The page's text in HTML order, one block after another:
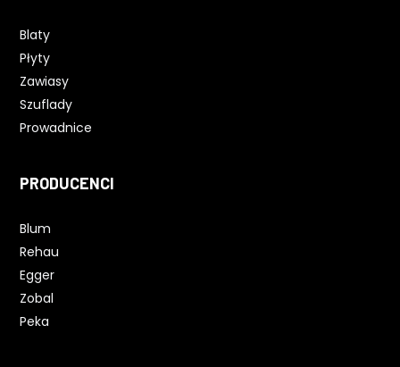
Blaty
Płyty
Zawiasy
Szuflady
Prowadnice
PRODUCENCI
Blum
Rehau
Egger
Zobal
Peka